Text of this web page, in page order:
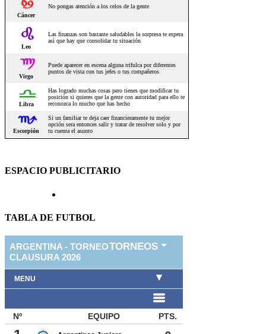
ESPACIO PUBLICITARIO
TABLA DE FUTBOL